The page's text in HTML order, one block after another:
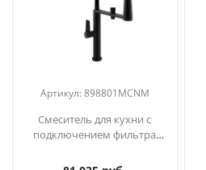
Артикул: 898801MCNM
Смеситель для кухни с
подключением фильтра
магнитным держ.KITCHEN